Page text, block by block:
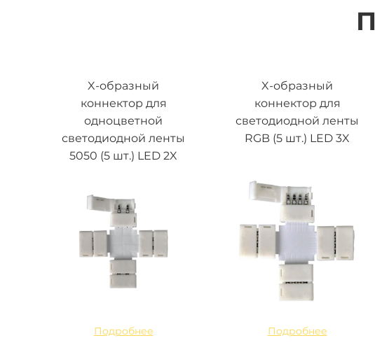
X-образный
коннектор для
одноцветной
светодиодной ленты
5050 (5 шт.) LED 2X
Подробнее
X-образный
коннектор для
светодиодной ленты
RGB (5 шт.) LED 3X
Подробнее